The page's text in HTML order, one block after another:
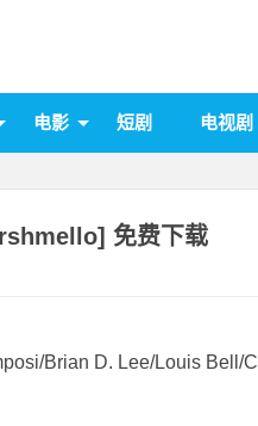
电影 短剧 电视剧
免费下载
Brian D. Lee/Louis Bell/C